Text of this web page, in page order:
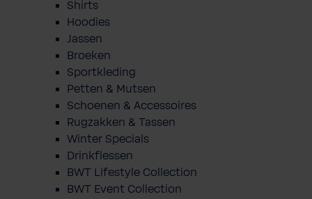
Shirts
Hoodies
Jassen
Broeken
Sportkleding
Petten & Mutsen
Schoenen & Accessoires
Rugzakken & Tassen
Winter Specials
Drinkflessen
BWT Lifestyle Collection
BWT Event Collection